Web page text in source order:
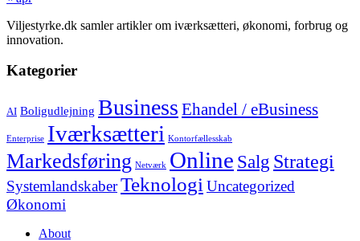
Viljestyrke.dk samler artikler om iværksætteri, økonomi, forbrug og
innovation.
Kategorier
AI Boligudlejning Business Ehandel / eBusiness
Enterprise Iværksætteri Kontorfællesskab
Markedsføring Netværk Online Salg Strategi
SystemlandskaberTeknologi Uncategorized
Økonomi
About